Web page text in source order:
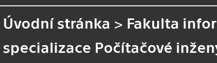
Úvodní stránka > Fakulta
specializace Počítačové